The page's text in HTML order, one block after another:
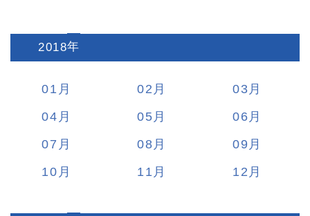
2018:
01 02
03
04
05
06
07
08
09
10
11 12